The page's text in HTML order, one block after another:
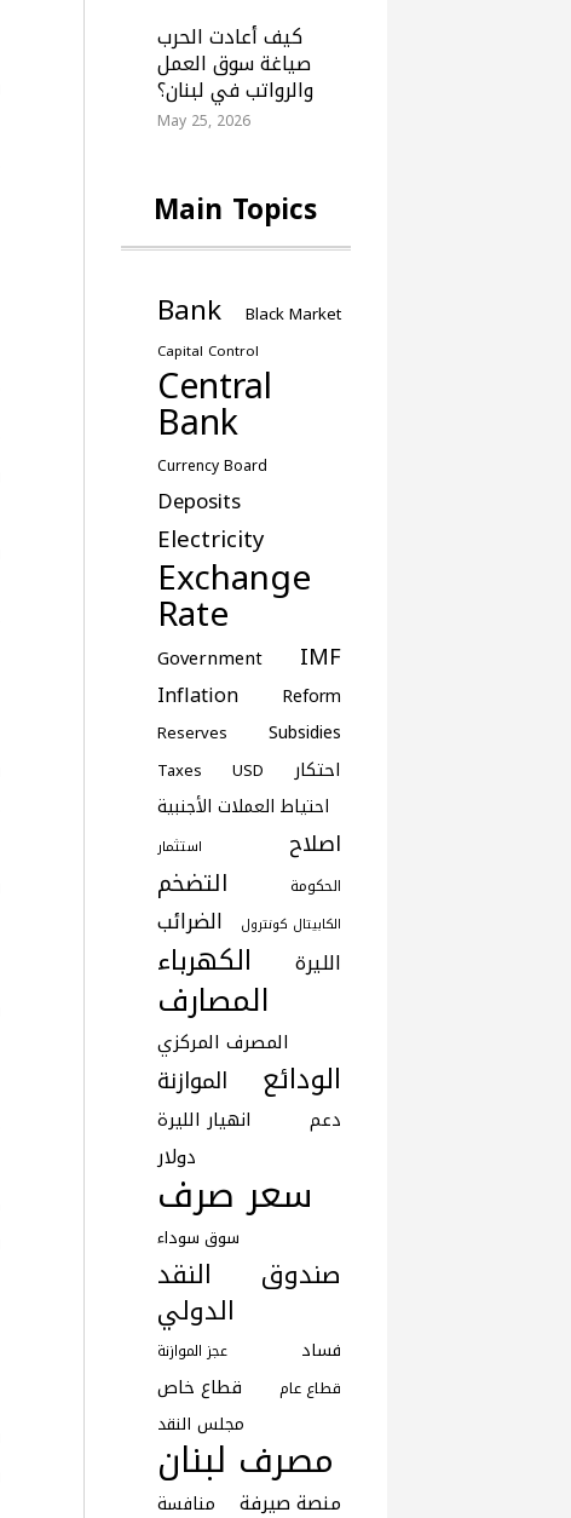
كيف أعادت الحرب
صياغة سوق العمل
والرواتب في لبنان؟
May 25, 2026
Main Topics
Bank
Black Market
Capital Control
Central
Bank
Currency Board
Deposits
Electricity
Exchange
Rate
Government IMF
Inflation Reform
Reserves Subsidies
Taxes USD احتكار
احتياط العملات الأجنبية
استثمار اصلاح
التضخم الحكومة
الضرائب الكابيتال كونترول
الكهرباء الليرة
المصارف
المصرف المركزي
الموازنة الودائع
انهيار الليرة دعم
دولار
سعر صرف
سوق سوداء
صندوق النقد
الدولي
عجز الموازنة فساد
قطاع خاص قطاع عام
مجلس النقد
مصرف لبنان
منافسة منصة صيرفة